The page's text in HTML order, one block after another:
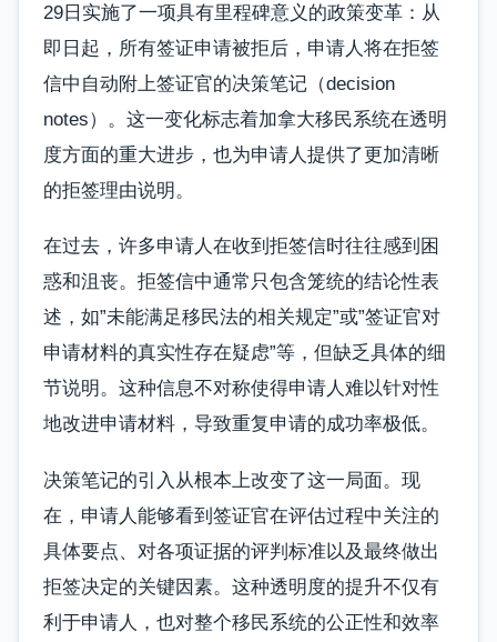
29日实施了一项具有里程碑意义的政策变革：从
即日起，所有签证申请被拒后，申请人将在拒签
信中自动附上签证官的决策笔记（decision
notes）。这一变化标志着加拿大移民系统在透明
度方面的重大进步，也为申请人提供了更加清晰
的拒签理由说明。
在过去，许多申请人在收到拒签信时往往感到困
惑和沮丧。拒签信中通常只包含笼统的结论性表
述，如”未能满足移民法的相关规定”或”签证官对
申请材料的真实性存在疑虑”等，但缺乏具体的细
节说明。这种信息不对称使得申请人难以针对性
地改进申请材料，导致重复申请的成功率极低。
决策笔记的引入从根本上改变了这一局面。现
在，申请人能够看到签证官在评估过程中关注的
具体要点、对各项证据的评判标准以及最终做出
拒签决定的关键因素。这种透明度的提升不仅有
利于申请人，也对整个移民系统的公正性和效率